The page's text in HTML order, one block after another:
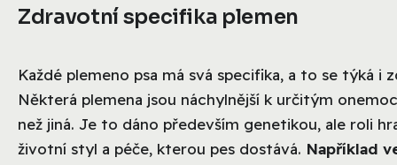
Zdravotní specifika plemen
Každé plemeno psa má svá specifika, a to se týká i
Některá plemena jsou náchylnější k určitým
než jiná. Je to dáno především genetikou, ale roli
životní styl a péče, kterou pes dostává. Například